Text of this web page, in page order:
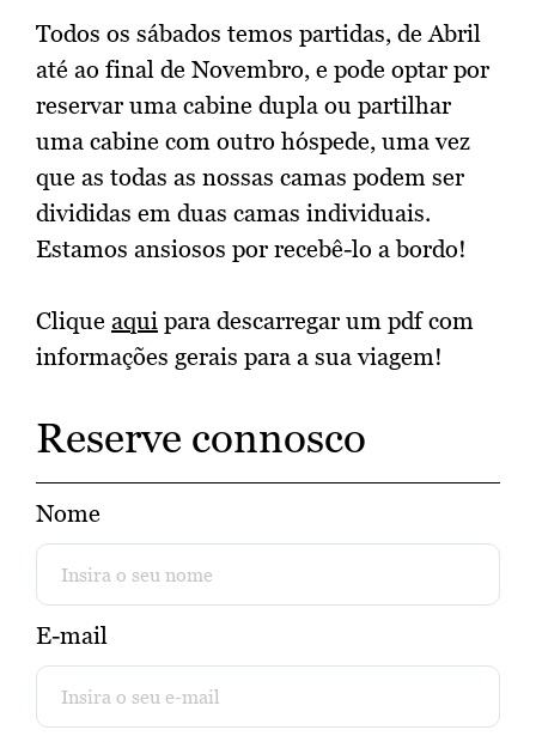
Todos os sábados temos partidas, de Abril
até ao final de Novembro, e pode optar por
reservar uma cabine dupla ou partilhar
uma cabine com outro hóspede, uma vez
que as todas as nossas camas podem ser
divididas em duas camas individuais.
Estamos ansiosos por recebê-lo a bordo!
Clique aqui para descarregar um pdf com
informações gerais para a sua viagem!
Reserve connosco
Nome
E-mail